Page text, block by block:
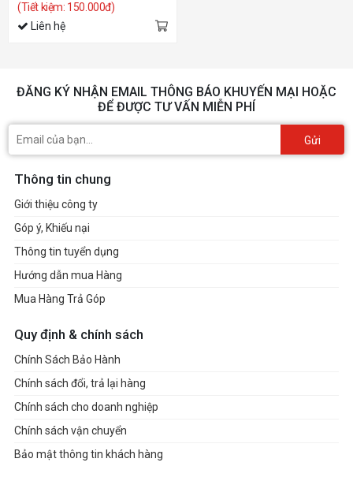
(Tiết kiệm: 150.000đ)
Liên hệ
ĐĂNG KÝ NHẬN EMAIL THÔNG BÁO KHUYẾN MẠI HOẶC
ĐỂ ĐƯỢC TƯ VẤN MIỄN PHÍ
Gửi
Thông tin chung
Giới thiệu công ty
Góp ý, Khiếu nại
Thông tin tuyển dụng
Hướng dẫn mua Hàng
Mua Hàng Trả Góp
Quy định & chính sách
Chính Sách Bảo Hành
Chính sách đổi, trả lại hàng
Chính sách cho doanh nghiệp
Chính sách vận chuyển
Bảo mật thông tin khách hàng